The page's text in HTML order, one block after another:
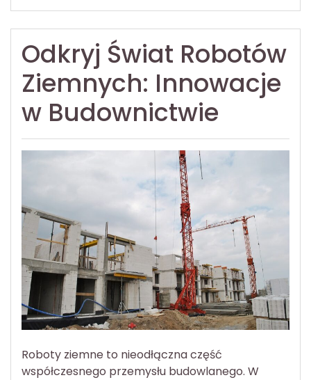
Odkryj Świat Robotów
Ziemnych: Innowacje
w Budownictwie
Roboty ziemne to nieodłączna część
współczesnego przemysłu budowlanego. W